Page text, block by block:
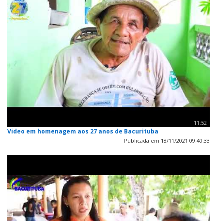
11:52
Video em homenagem aos 27 anos de Bacurituba
Publicada em 18/11/2021 09:40:33